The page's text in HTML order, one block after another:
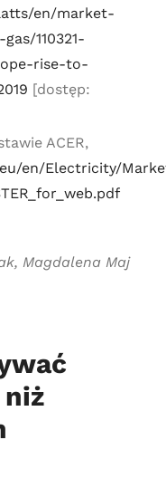
en/market-
110321-
rise-to-
[dostęp:
ACER,
en/Electricity/
Magdalena Maj
niż